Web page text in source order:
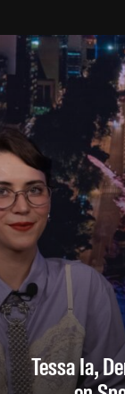
Tessa Ia,